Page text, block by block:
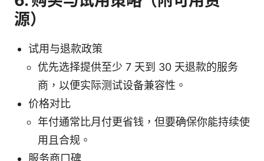
源）
试用与退款政策
优先选择提供至少 7 天到 30 天退款的服务
商，以便实际测试设备兼容性。
价格对比
年付通常比月付更省钱，但要确保你能持续使
用且合规。
服务商口碑